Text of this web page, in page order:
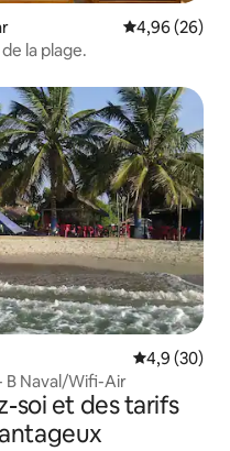
Évaluation
4,96 (26)
la plage.
Évaluation
4,9 (30)
B Naval/Wifi-Air
soi et des tarifs